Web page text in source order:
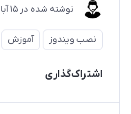
نوشته شده در 15 آبان 1403
نصب ویندوز آموزش
اشتراک‌گذاری